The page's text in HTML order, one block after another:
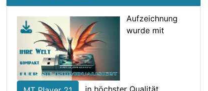
Aufzeichnung
wurde mit